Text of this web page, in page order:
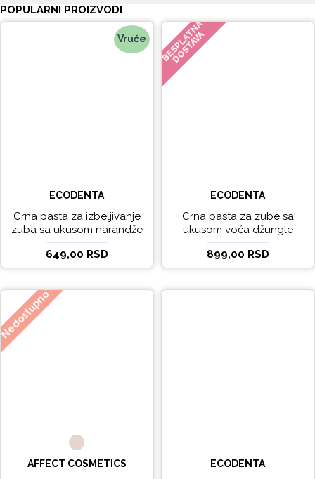
POPULARNI PROIZVODI
Vruće
ECODENTA
Crna pasta za izbeljivanje
zuba sa ukusom narandže
Ecodenta 100 ml
649,00 RSD
BESPLATNA
DOSTAVA
ECODENTA
Crna pasta za zube sa
ukusom voća džungle
Ecodenta 75 ml
899,00 RSD
AFFECT COSMETICS ECODENTA